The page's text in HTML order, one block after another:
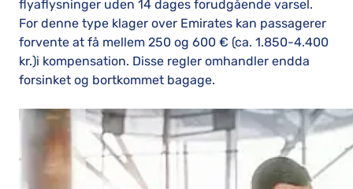
flyaflysninger uden 14 dages forudgående varsel.
For denne type klager over Emirates kan passagerer
forvente at få mellem 250 og 600 € (ca. 1.850-4.400
kr.)i kompensation. Disse regler omhandler endda
forsinket og bortkommet bagage.